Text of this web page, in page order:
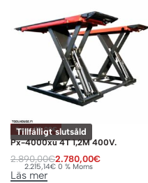
Spara 110,00€
Tillfälligt slutsåld
Px-4000xu 4T 1,2M 400V.
2.890,00€2.780,00€
2.215,14€ 0 % Moms
Läs mer